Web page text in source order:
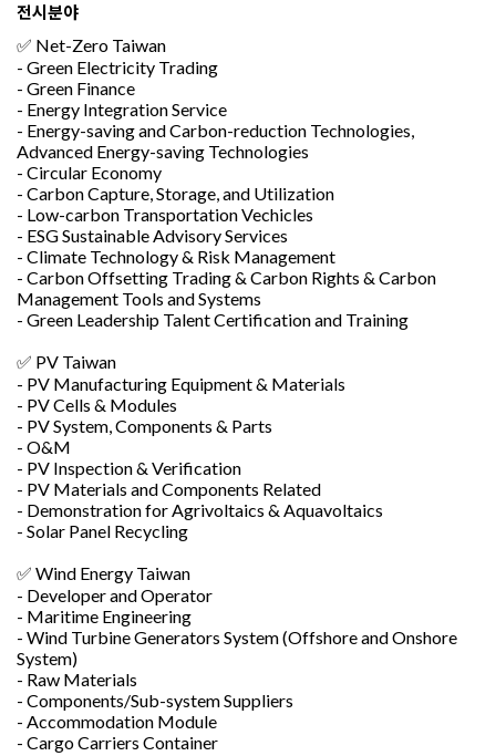
전시분야
✅ Net-Zero Taiwan
- Green Electricity Trading
- Green Finance
- Energy Integration Service
- Energy-saving and Carbon-reduction Technologies,
Advanced Energy-saving Technologies
- Circular Economy
- Carbon Capture, Storage, and Utilization
- Low-carbon Transportation Vechicles
- ESG Sustainable Advisory Services
- Climate Technology & Risk Management
- Carbon Offsetting Trading & Carbon Rights & Carbon
Management Tools and Systems
- Green Leadership Talent Certification and Training
✅ PV Taiwan
- PV Manufacturing Equipment & Materials
- PV Cells & Modules
- PV System, Components & Parts
- O&M
- PV Inspection & Verification
- PV Materials and Components Related
- Demonstration for Agrivoltaics & Aquavoltaics
- Solar Panel Recycling
✅ Wind Energy Taiwan
- Developer and Operator
- Maritime Engineering
- Wind Turbine Generators System (Offshore and Onshore
System)
- Raw Materials
- Components/Sub-system Suppliers
- Accommodation Module
- Cargo Carriers Container